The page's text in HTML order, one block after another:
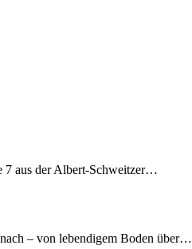
7 aus der Albert-Schweitzer…
– von lebendigem Boden über…